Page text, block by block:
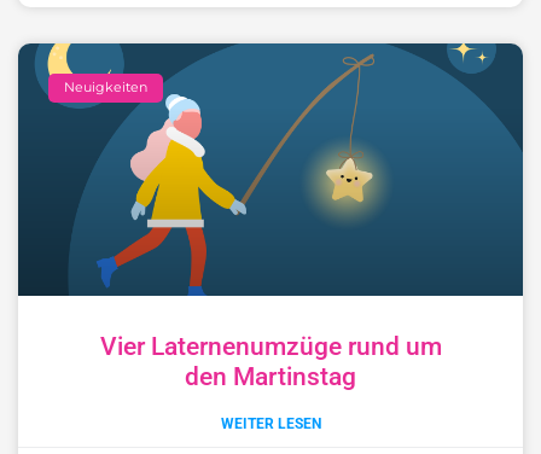
Neuigkeiten
Vier Laternenumzüge rund um
den Martinstag
WEITER LESEN